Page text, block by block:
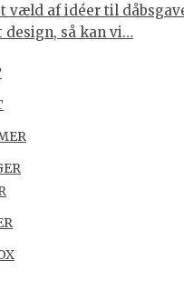
væld af idéer til
design, så kan vi…